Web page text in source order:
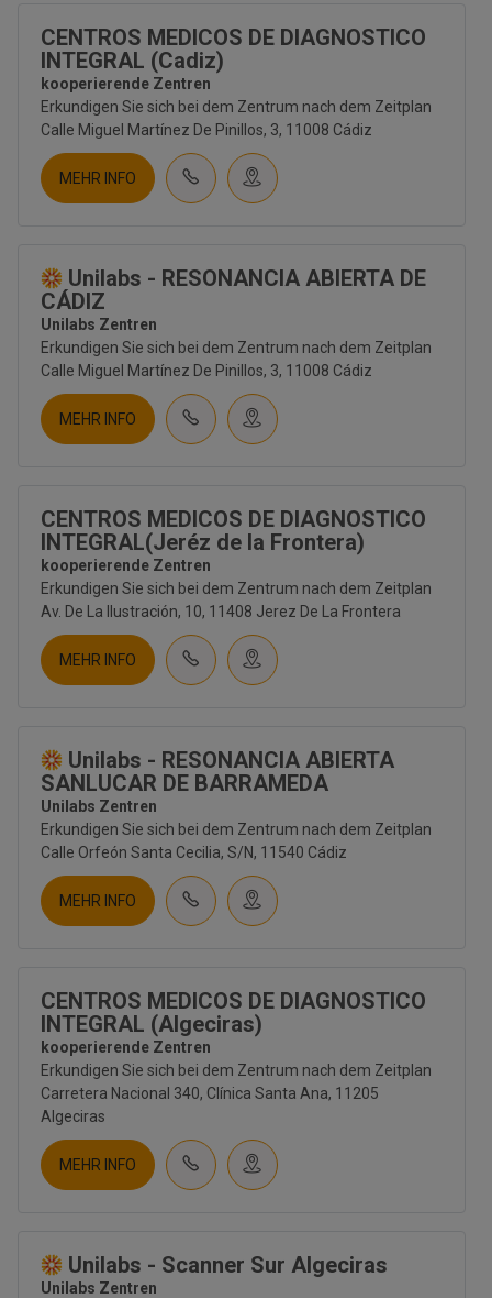
RADIOLOGÍA
RESONANCIA MAGNÉTICA
GENÉTICA
ENDOCRINOLOGÍA
FRUCHTBARKEIT
ONCOLOGÍA
BIENESTAR
CENTROS MEDICOS DE DIAGNOSTICO
INTEGRAL (Cadiz)
kooperierende Zentren
Erkundigen Sie sich bei dem Zentrum nach dem Zeitplan
Calle Miguel Martínez De Pinillos, 3, 11008 Cádiz
MEHR INFO
Unilabs - RESONANCIA ABIERTA DE
CÁDIZ
Unilabs Zentren
Erkundigen Sie sich bei dem Zentrum nach dem Zeitplan
Calle Miguel Martínez De Pinillos, 3, 11008 Cádiz
MEHR INFO
CENTROS MEDICOS DE DIAGNOSTICO
INTEGRAL(Jeréz de la Frontera)
kooperierende Zentren
Erkundigen Sie sich bei dem Zentrum nach dem Zeitplan
Av. De La Ilustración, 10, 11408 Jerez De La Frontera
MEHR INFO
Unilabs - RESONANCIA ABIERTA
SANLUCAR DE BARRAMEDA
Unilabs Zentren
Erkundigen Sie sich bei dem Zentrum nach dem Zeitplan
Calle Orfeón Santa Cecilia, S/N, 11540 Cádiz
MEHR INFO
CENTROS MEDICOS DE DIAGNOSTICO
INTEGRAL (Algeciras)
kooperierende Zentren
Erkundigen Sie sich bei dem Zentrum nach dem Zeitplan
Carretera Nacional 340, Clínica Santa Ana, 11205
Algeciras
MEHR INFO
Unilabs - Scanner Sur Algeciras
Unilabs Zentren